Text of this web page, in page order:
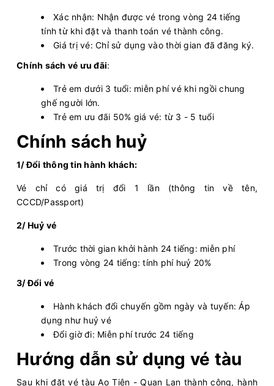
Xác nhận: Nhận được vé trong vòng 24 tiếng
tính từ khi đặt và thanh toán vé thành công.
Giá trị vé: Chỉ sử dụng vào thời gian đã đăng ký.
Chính sách vé ưu đãi:
Trẻ em dưới 3 tuổi: miễn phí vé khi ngồi chung
ghế người lớn.
Trẻ em ưu đãi 50% giá vé: từ 3 - 5 tuổi
Chính sách huỷ
1/ Đổi thông tin hành khách:
Vé chỉ có giá trị đổi 1 lần (thông tin về tên,
CCCD/Passport)
2/ Huỷ vé
Trước thời gian khởi hành 24 tiếng: miễn phí
Trong vòng 24 tiếng: tính phí huỷ 20%
3/ Đổi vé
Hành khách đổi chuyến gồm ngày và tuyến: Áp
dụng như huỷ vé
Đổi giờ đi: Miễn phí trước 24 tiếng
Hướng dẫn sử dụng vé tàu
Sau khi đặt vé tàu Ao Tiên - Quan Lạn thành công, hành